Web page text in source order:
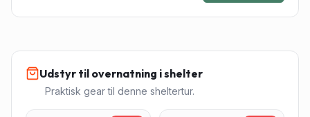
Udstyr til overnatning i shelter
Praktisk gear til denne sheltertur.